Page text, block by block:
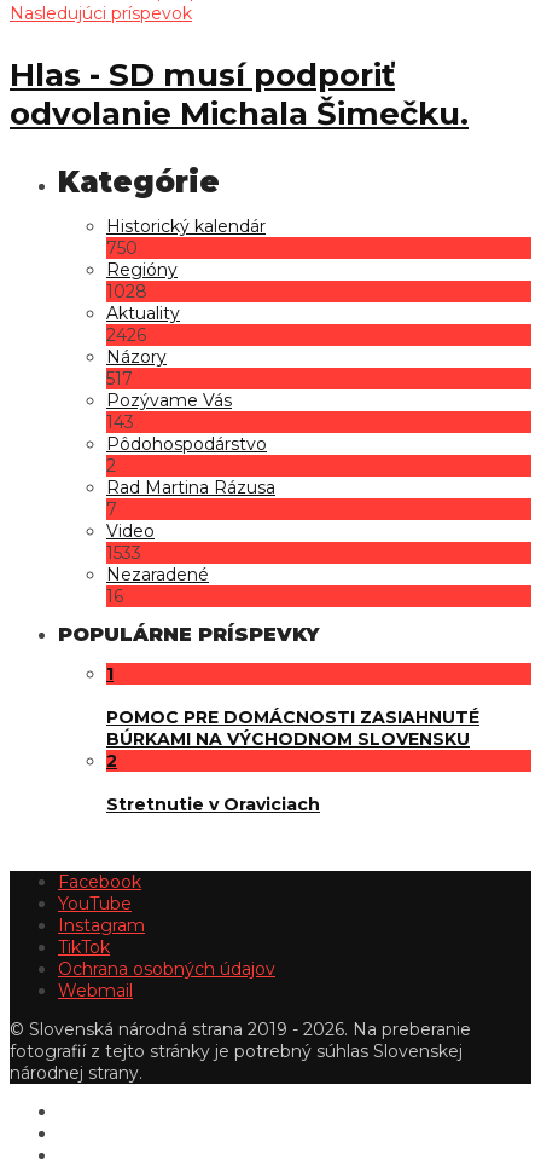
Nasledujúci príspevok
Hlas - SD musí podporiť
odvolanie Michala Šimečku.
Historický kalendár
750
Regióny
1028
Aktuality
2426
Názory
517
Pozývame Vás
143
Pôdohospodárstvo
2
Rad Martina Rázusa
7
Video
1533
Nezaradené
16
POPULÁRNE PRÍSPEVKY
1
POMOC PRE DOMÁCNOSTI ZASIAHNUTÉ
BÚRKAMI NA VÝCHODNOM SLOVENSKU
2
Stretnutie v Oraviciach
Facebook
YouTube
Instagram
TikTok
Ochrana osobných údajov
Webmail
© Slovenská národná strana 2019 - 2026. Na preberanie
fotografií z tejto stránky je potrebný súhlas Slovenskej
národnej strany.